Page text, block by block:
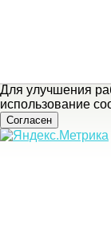
Для улучшения
использование
Согласен